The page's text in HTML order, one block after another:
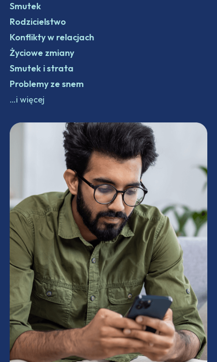
Smutek
Rodzicielstwo
Konflikty w relacjach
Życiowe zmiany
Smutek i strata
Problemy ze snem
…i więcej